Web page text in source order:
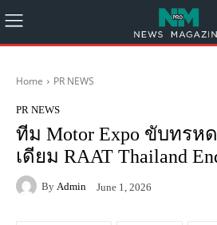
Home PR NEWS
PR NEWS
ทีม Motor Expo ขับทรห
เดียม RAAT Thailand
By Admin June 1, 2026